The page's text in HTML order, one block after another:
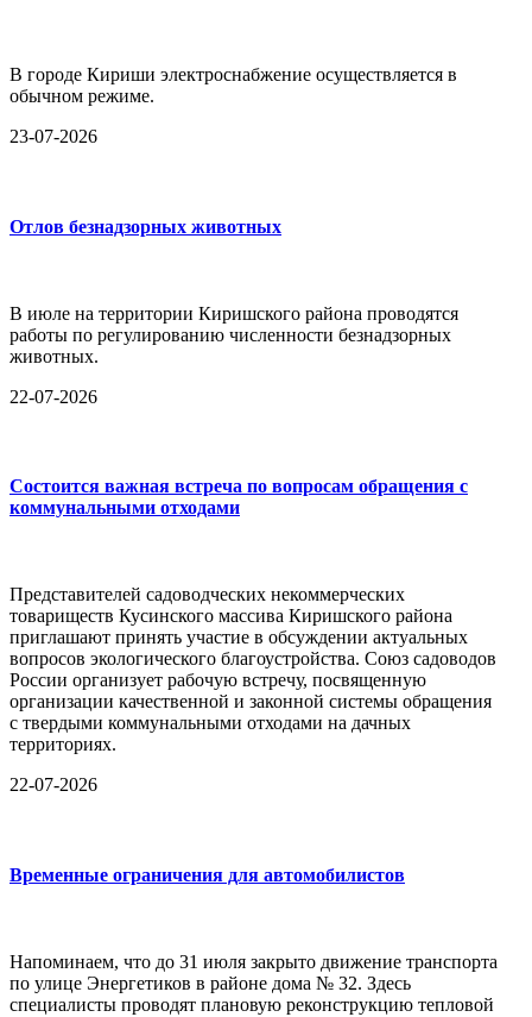
В городе Кириши электроснабжение осуществляется в
обычном режиме.
23-07-2026
Отлов безнадзорных животных
В июле на территории Киришского района проводятся
работы по регулированию численности безнадзорных
животных.
22-07-2026
Состоится важная встреча по вопросам обращения с
коммунальными отходами
Представителей садоводческих некоммерческих
товариществ Кусинского массива Киришского района
приглашают принять участие в обсуждении актуальных
вопросов экологического благоустройства. Союз садоводов
России организует рабочую встречу, посвященную
организации качественной и законной системы обращения
с твердыми коммунальными отходами на дачных
территориях.
22-07-2026
Временные ограничения для автомобилистов
Напоминаем, что до 31 июля закрыто движение транспорта
по улице Энергетиков в районе дома № 32. Здесь
специалисты проводят плановую реконструкцию тепловой